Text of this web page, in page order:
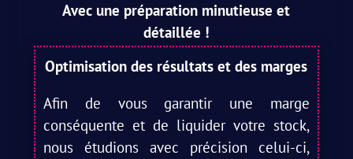
Avec une préparation minutieuse et
détaillée !
Optimisation des résultats et des marges
Afin de vous garantir une marge
conséquente et de liquider votre stock,
nous étudions avec précision celui-ci,